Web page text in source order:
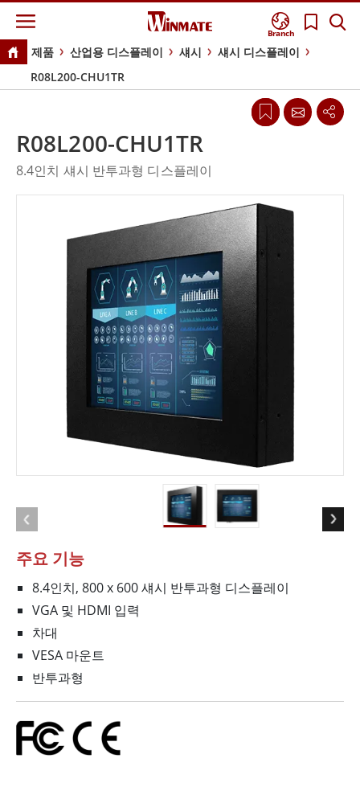
Branch
제품 산업용 디스플레이 섀시
섀시 디스플레이
R08L200-CHU1TR
주요 기능
8.4인치, 800 x 600 섀시 반투과형 디스플레이
VGA 및 HDMI 입력
차대
VESA 마운트
반투과형
R08L200-CHU1TR
8.4인치 섀시 반투과형 디스플레이